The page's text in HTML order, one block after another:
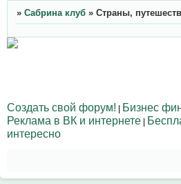
» Сабрина клуб » Страны,
Создать свой форум! Бизнес
Реклама в ВК и интернете
интересно